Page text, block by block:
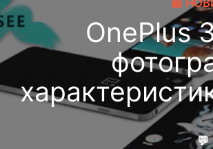
📰
OnePlus
💬